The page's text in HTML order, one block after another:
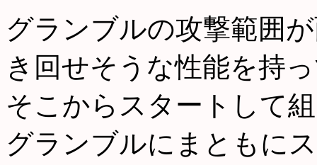
グランブルの攻撃範囲
き回せそうな性能を持
そこからスタートして
グランブルにまともに